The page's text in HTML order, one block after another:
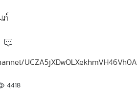
ภ์
UCZA5jXDwOLXekhmVH46Vh0A
4,418